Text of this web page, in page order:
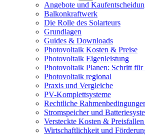
Angebote und
Balkonkraftwerk
Die Rolle des Solarteurs
Grundlagen
Guides & Downloads
Photovoltaik Kosten & Preise
Photovoltaik Eigenleistung
Photovoltaik Planen: Schritt für
Photovoltaik regional
Praxis und Vergleiche
PV-Komplettsysteme
Rechtliche
Stromspeicher und
Versteckte Kosten &
Wirtschaftlichkeit und